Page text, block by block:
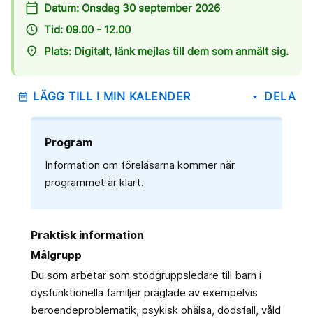
calendar_today Datum: Onsdag 30 september 2026
access_time Tid: 09.00 - 12.00
place
Plats: Digitalt, länk mejlas till dem som anmält sig.
date_range LÄGG TILL I MIN KALENDER arrow_drop_down DELA
Program
Information om föreläsarna kommer när
programmet är klart.
Praktisk information
Målgrupp
Du som arbetar som stödgruppsledare till barn i
dysfunktionella familjer präglade av exempelvis
beroendeproblematik, psykisk ohälsa, dödsfall, våld